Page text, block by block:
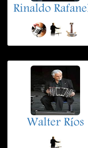
Rinaldo
Walter Ríos